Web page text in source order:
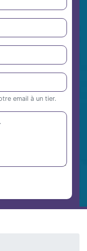
email à un tier.